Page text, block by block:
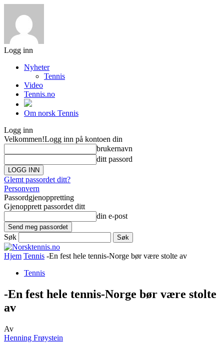
Logg inn
Nyheter
Tennis
Video
Tennis.no
Om norsk Tennis
Logg inn
Velkommen!Logg inn på kontoen din
brukernavn
ditt passord
Glemt passordet ditt?
Personvern
Passordgjenoppretting
Gjenopprett passordet ditt
din e-post
Søk
Hjem Tennis -En fest hele tennis-Norge bør være stolte av
Tennis
-En fest hele tennis-Norge bør være stolte
av
Av
Henning Frøystein